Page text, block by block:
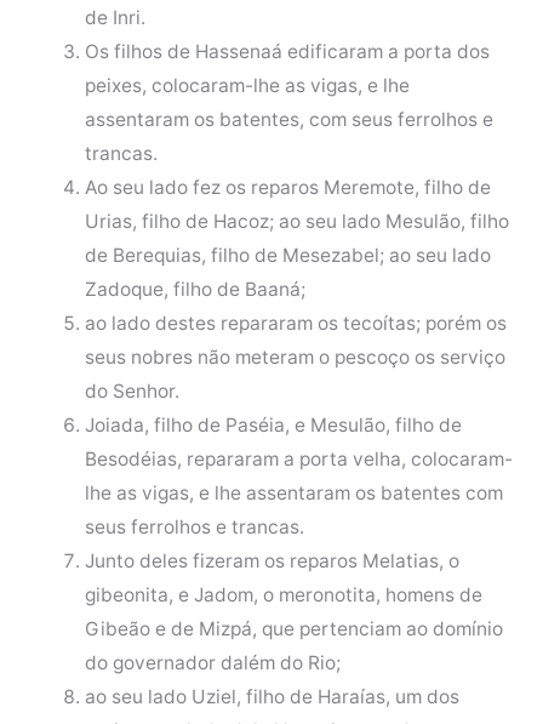
de Inri.
Os filhos de Hassenaá edificaram a porta dos
peixes, colocaram-lhe as vigas, e lhe
assentaram os batentes, com seus ferrolhos e
trancas.
Ao seu lado fez os reparos Meremote, filho de
Urias, filho de Hacoz; ao seu lado Mesulão, filho
de Berequias, filho de Mesezabel; ao seu lado
Zadoque, filho de Baaná;
ao lado destes repararam os tecoítas; porém os
seus nobres não meteram o pescoço os serviço
do Senhor.
Joiada, filho de Paséia, e Mesulão, filho de
Besodéias, repararam a porta velha, colocaram-
lhe as vigas, e lhe assentaram os batentes com
seus ferrolhos e trancas.
Junto deles fizeram os reparos Melatias, o
gibeonita, e Jadom, o meronotita, homens de
Gibeão e de Mizpá, que pertenciam ao domínio
do governador dalém do Rio;
ao seu lado Uziel, filho de Haraías, um dos